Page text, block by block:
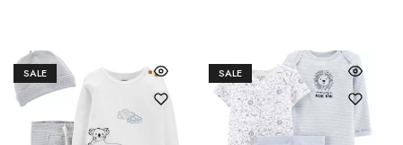
SALE SALE